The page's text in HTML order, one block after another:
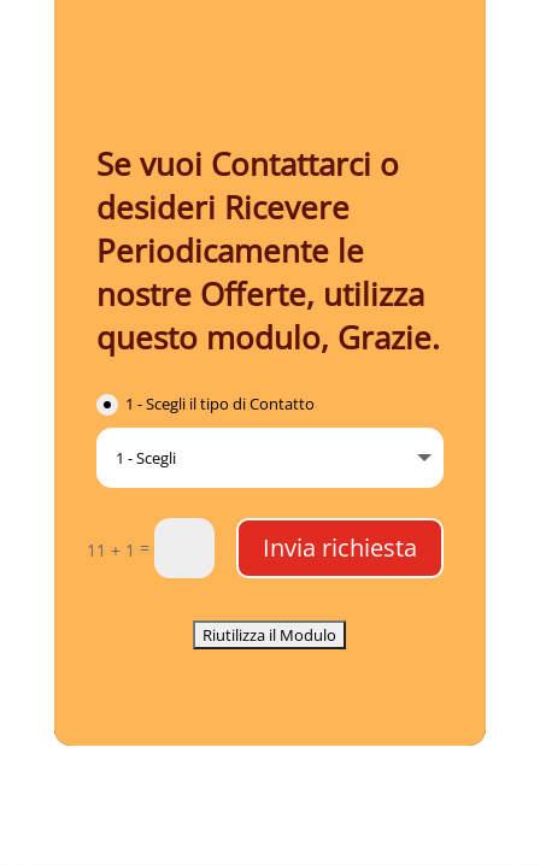
Se vuoi Contattarci o
desideri Ricevere
Periodicamente le
nostre Offerte, utilizza
questo modulo, Grazie.
1 - Scegli il tipo di Contatto
11 + 1 = Invia richiesta